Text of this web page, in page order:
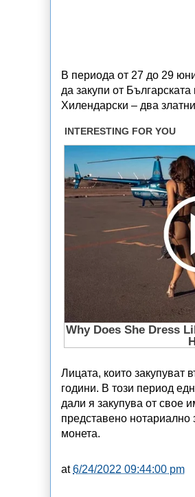
В периода от 27 до 29
да закупи от
Хилендарски – два
Лицата, които закупуват
години. В този период
дали я закупува от свое
представено нотариално
монета.
at6/24/2022 09:44:00 pm